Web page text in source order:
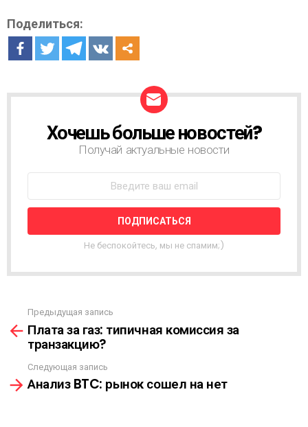
Поделиться:
О
Т
Н
Я
А
С
Ы
Л
К
А
Хочешь больше новостей?
Получай актуальные новости
Не беспокойтесь, мы не спамим;)
м
е
Предыдущая запись
Плата за газ: типичная комиссия за
транзакцию?
Следующая запись
Анализ BTC: рынок сошел на нет